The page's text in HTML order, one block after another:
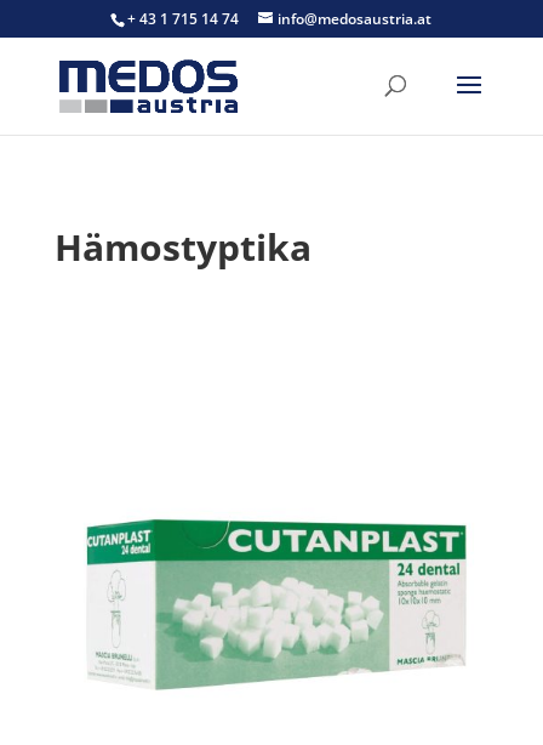
+ 43 1 715 14 74 info@medosaustria.at
Hämostyptika